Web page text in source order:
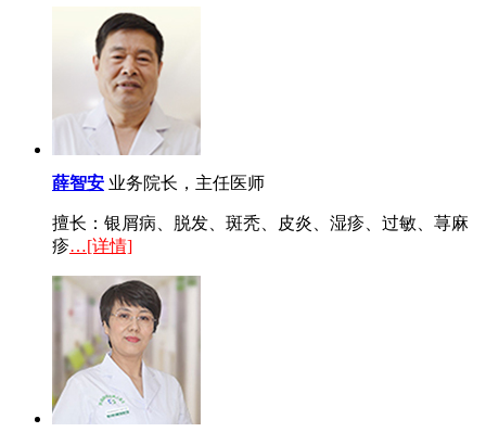
薛智安 业务院长，主任医师
擅长：银屑病、脱发、斑秃、皮炎、湿疹、过敏、荨麻
疹…[详情]